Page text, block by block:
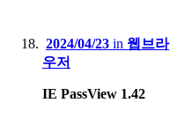
2024/04/23 in 웹브라
우저
IE PassView 1.42